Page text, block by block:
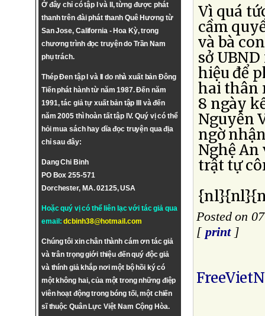
Ở đây chỉ có tập I và II, từng được phát
thanh trên đài phát thanh Quê Hương từ
San Jose, California - Hoa Kỳ, trong
chương trình đọc truyện do Trần Nam
phụ trách.
Thép Đen tập I và II do nhà xuất bản Đông
Tiến phát hành từ năm 1987. Đến năm
1991, tác giả tự xuất bản tập III và đến
năm 2005 thì hoàn tất tập IV. Quý vị có thể
hỏi mua sách hay dĩa đọc truyện qua địa
chỉ sau đây:
Dang Chi Binh
PO Box 255-571
Dorchester, MA. 02125, USA
Hoặc quý vị có thể liên lạc với tác giả qua
email:dcbinh38@hotmail.com
Chúng tôi xin chân thành cám ơn tác giả
và trân trọng giới thiệu đến quý độc giả
và thính giả khắp nơi một bộ hồi ký có
một không hai, của một trong những điệp
viên hoạt động trong bóng tối, một chiến
sĩ thuộc Quân Lực Việt Nam Cộng Hòa.
Vì quá
cầm
và bà
sở
hiệu để
hai thân
8 ngày
Nguyễn
ngờ
Nghệ An
trật tự
Posted on
[ print]